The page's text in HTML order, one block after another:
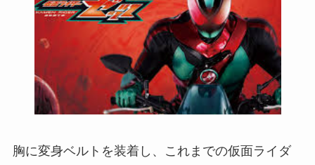
胸に変身ベルトを装着し、これまでの仮面ライダ